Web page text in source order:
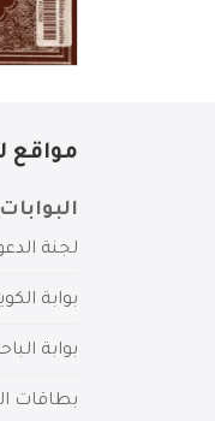
مواقع
لجنة
بوابة
بوابة
بطاقات